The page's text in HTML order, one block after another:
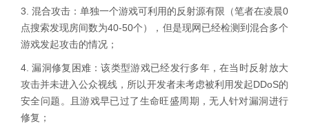
3. 混合攻击：单独一个游戏可利用的反射源有限（笔者在凌晨0
点搜索发现房间数为40-50个），但是现网已经检测到混合多个
游戏发起攻击的情况；
4. 漏洞修复困难：该类型游戏已经发行多年，在当时反射放大
攻击并未进入公众视线，所以开发者未考虑被利用发起DDoS的
安全问题。且游戏早已过了生命旺盛周期，无人针对漏洞进行
修复；